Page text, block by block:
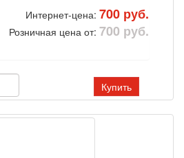
Интернет-цена: 700 руб.
Розничная цена от: 700 руб.
Купить